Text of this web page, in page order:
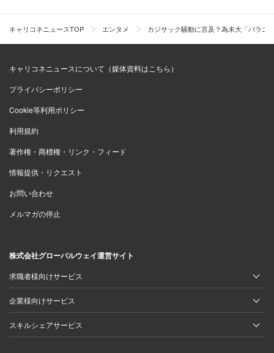
キャリコネニュースTOP エンタメ カジサック騒動に言及？為末大「バラエ
キャリコネニュースについて（媒体資料はこちら）
プライバシーポリシー
Cookie等利用ポリシー
利用規約
著作権・商標権・リンク・フィード
情報提供・リクエスト
お問い合わせ
メルマガの停止
株式会社グローバルウェイ運営サイト
求職者様向けサービス
企業様向けサービス
スキルシェアサービス